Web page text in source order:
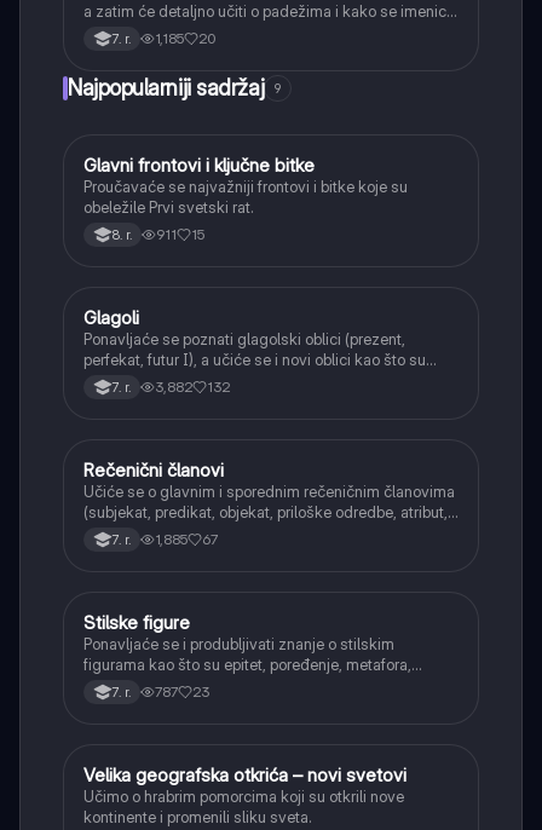
a zatim će detaljno učiti o padežima i kako se imenice
menjaju da bi pokazale svoju ulogu u rečenici.
7. r. 1,185 20
Najpopularniji sadržaj 9
Istorija
Glavni frontovi i ključne bitke
Proučavaće se najvažniji frontovi i bitke koje su
obeležile Prvi svetski rat.
8. r. 911 15
Srpski jezik
Glagoli
Ponavljaće se poznati glagolski oblici (prezent,
perfekat, futur I), a učiće se i novi oblici kao što su
aorist, imperfekat, pluskvamperfekat, futur II, kao i
glagolski prilozi i pridevi.
7. r. 3,882 132
Srpski jezik
Rečenični članovi
Učiće se o glavnim i sporednim rečeničnim članovima
(subjekat, predikat, objekat, priloške odredbe, atribut,
apozicija) i njihovoj funkciji.
7. r. 1,885 67
Srpski jezik
Stilske figure
Ponavljaće se i produbljivati znanje o stilskim
figurama kao što su epitet, poređenje, metafora,
personifikacija, hiperbola, onomatopeja, aliteracija i
asonanca, razumevajući njihovu ulogu u tekstu.
7. r. 787 23
Istorija
Velika geografska otkrića – novi svetovi
Učimo o hrabrim pomorcima koji su otkrili nove
kontinente i promenili sliku sveta.